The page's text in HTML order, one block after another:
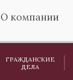
О компании
ГРАЖДАНСКИЕ
ДЕЛА